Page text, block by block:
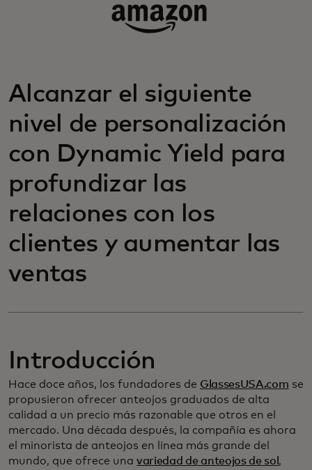
Alcanzar el siguiente
nivel de personalización
con Dynamic Yield para
profundizar las
relaciones con los
clientes y aumentar las
ventas
Introducción
Hace doce años, los fundadores de GlassesUSA.com se
propusieron ofrecer anteojos graduados de alta
calidad a un precio más razonable que otros en el
mercado. Una década después, la compañía es ahora
el minorista de anteojos en línea más grande del
mundo, que ofrece una variedad de anteojos de sol ,